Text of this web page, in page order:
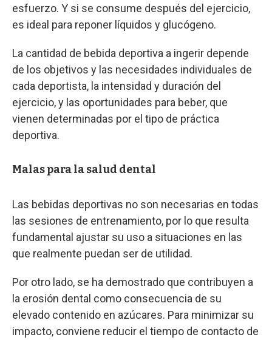
esfuerzo. Y si se consume después del ejercicio,
es ideal para reponer líquidos y glucógeno.
La cantidad de bebida deportiva a ingerir depende
de los objetivos y las necesidades individuales de
cada deportista, la intensidad y duración del
ejercicio, y las oportunidades para beber, que
vienen determinadas por el tipo de práctica
deportiva.
Malas para la salud dental
Las bebidas deportivas no son necesarias en todas
las sesiones de entrenamiento, por lo que resulta
fundamental ajustar su uso a situaciones en las
que realmente puedan ser de utilidad.
Por otro lado, se ha demostrado que contribuyen a
la erosión dental como consecuencia de su
elevado contenido en azúcares. Para minimizar su
impacto, conviene reducir el tiempo de contacto de